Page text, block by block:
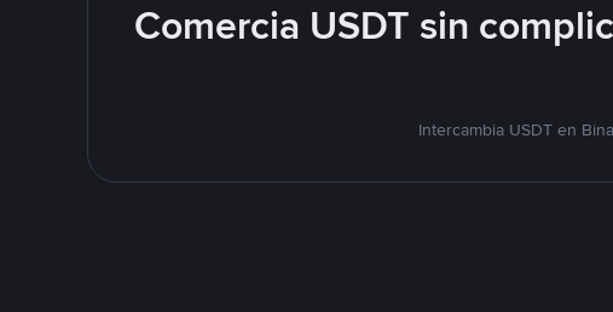
Comercia USDT sin
Intercambia USDT en